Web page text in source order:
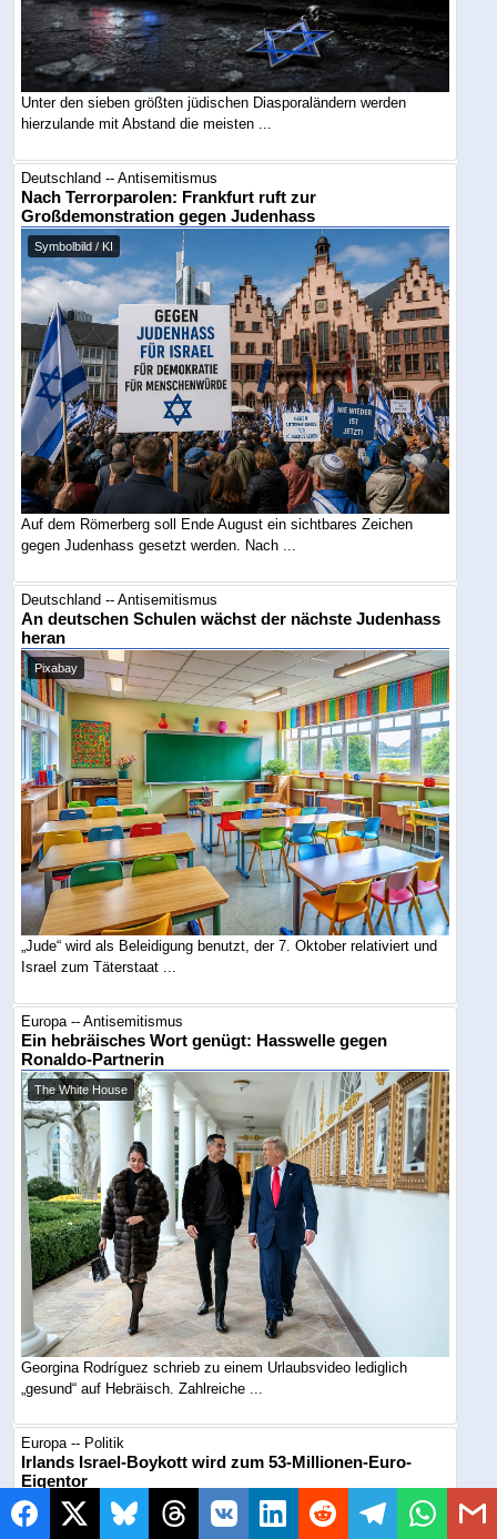
Unter den sieben größten jüdischen Diasporaländern werden
hierzulande mit Abstand die meisten ...
Deutschland -- Antisemitismus
Nach Terrorparolen: Frankfurt ruft zur
Großdemonstration gegen Judenhass
Symbolbild / KI
Auf dem Römerberg soll Ende August ein sichtbares Zeichen
gegen Judenhass gesetzt werden. Nach ...
Deutschland -- Antisemitismus
An deutschen Schulen wächst der nächste Judenhass
heran
Pixabay
„Jude“ wird als Beleidigung benutzt, der 7. Oktober relativiert und
Israel zum Täterstaat ...
Europa -- Antisemitismus
Ein hebräisches Wort genügt: Hasswelle gegen
Ronaldo-Partnerin
The White House
Georgina Rodríguez schrieb zu einem Urlaubsvideo lediglich
„gesund“ auf Hebräisch. Zahlreiche ...
Europa -- Politik
Irlands Israel-Boykott wird zum 53-Millionen-Euro-
Eigentor
Symbolbild / KI